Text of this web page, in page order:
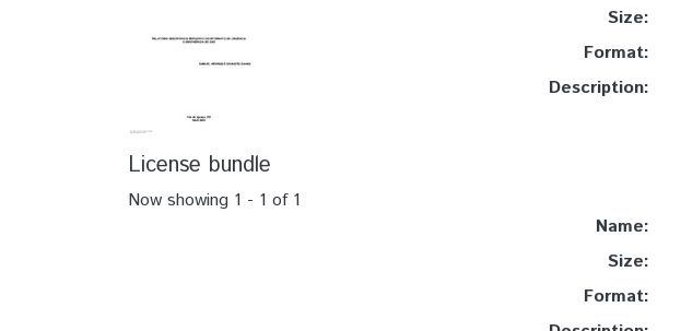
Size:
Format:
Description:
License bundle
Now showing 1 - 1 of 1
Name:
Size:
Format: